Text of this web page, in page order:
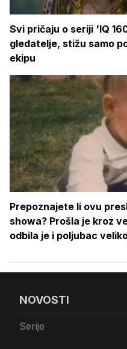
Svi pričaju o seriji 'IQ
gledatelje, stižu samo
ekipu
Prepoznajete li ovu
showa? Prošla je kroz
odbila je i poljubac
NOVOSTI
Serije